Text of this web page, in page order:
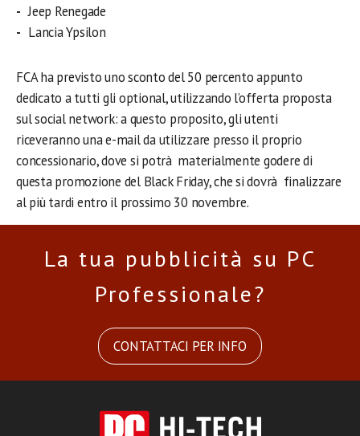
Jeep Renegade
Lancia Ypsilon
FCA ha previsto uno sconto del 50 percento appunto
dedicato a tutti gli optional, utilizzando l’offerta proposta
sul social network: a questo proposito, gli utenti
riceveranno una e-mail da utilizzare presso il proprio
concessionario, dove si potrà materialmente godere di
questa promozione del Black Friday, che si dovrà finalizzare
al più tardi entro il prossimo 30 novembre.
La tua pubblicità su PC
Professionale?
CONTATTACI PER INFO